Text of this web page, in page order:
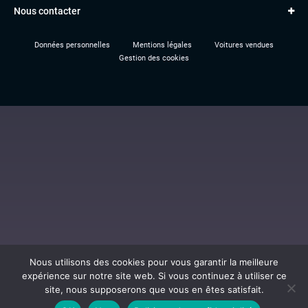
Location TBV
Nous contacter
Données personnelles Mentions légales
Voitures vendues
Gestion des cookies
Nous utilisons des cookies pour vous garantir la meilleure
expérience sur notre site web. Si vous continuez à utiliser ce
site, nous supposerons que vous en êtes satisfait.